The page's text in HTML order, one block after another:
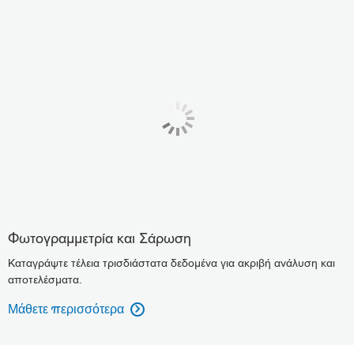
Φωτογραμμετρία και Σάρωση
Καταγράψτε τέλεια τρισδιάστατα δεδομένα για ακριβή ανάλυση και
αποτελέσματα.
Μάθετε περισσότερα
